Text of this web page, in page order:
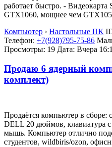
работает быстро. -
GTX1060, мощнее чем
Компьютер › Настольные ПК
Телефон: +7(928)795-75-86
Просмотры: 19 Дата: Вчера
Продаю 6 ядерный
комплект)
Продаётся компьютер в
DELL 20 дюймов, клавиатура
мышь. Компьютер отлично
студентов, wildbiris/ozon,